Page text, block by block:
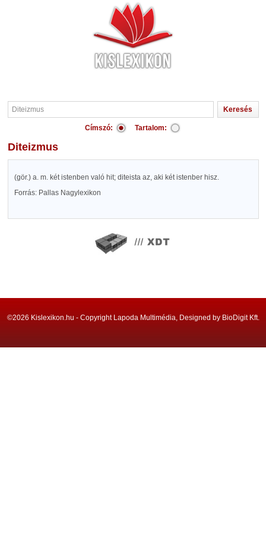
Címszó: Tartalom:
Diteizmus
(gör.) a. m. két istenben való hit; diteista az, aki két istenber hisz.
Forrás: Pallas Nagylexikon
©2026 Kislexikon.hu - Copyright Lapoda Multimédia, Designed by BioDigit Kft.